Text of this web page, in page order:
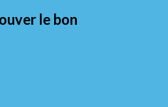
le bon